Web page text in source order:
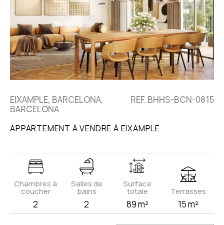
EIXAMPLE, BARCELONA,
BARCELONA
REF. BHHS-BCN-0815
APPARTEMENT À VENDRE À EIXAMPLE
Chambres à
coucher
2
Salles de
bains
2
Surface
totale
89 m²
Terrasses
15 m²